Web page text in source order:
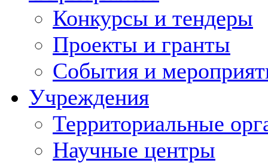
Конкурсы и тендеры
Проекты и гранты
События и
Учреждения
Территориальные
Научные центры